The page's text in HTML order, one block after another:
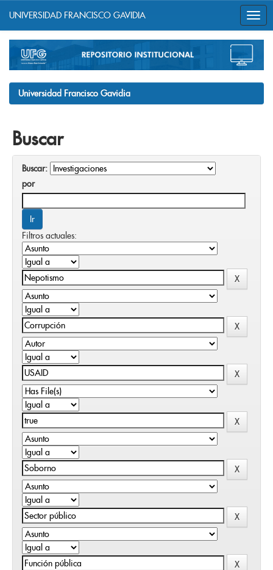
navigation
UNIVERSIDAD FRANCISCO GAVIDIA
Universidad Francisco Gavidia
Buscar
Buscar:
por
Filtros actuales: